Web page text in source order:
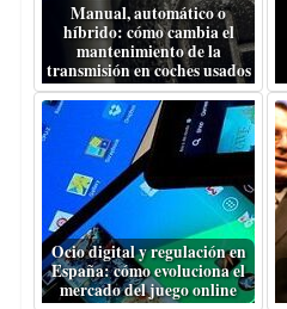
Manual, automático o
híbrido: cómo cambia el
mantenimiento de la
transmisión en coches usados
Ocio digital y regulación en
España: cómo evoluciona el
mercado del juego online